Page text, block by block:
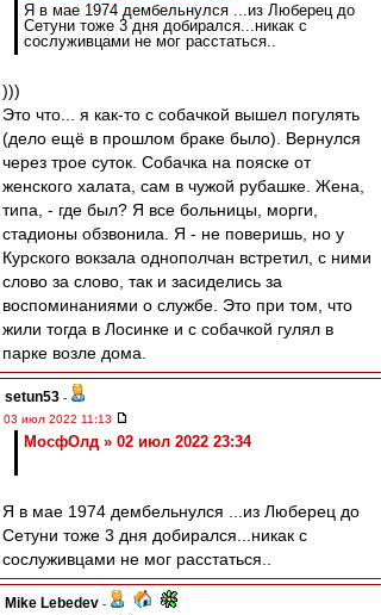
Я в мае 1974 дембельнулся ...из Люберец до
Сетуни тоже 3 дня добирался...никак с
сослуживцами не мог расстаться..
)))
Это что... я как-то с собачкой вышел погулять
(дело ещё в прошлом браке было). Вернулся
через трое суток. Собачка на пояске от
женского халата, сам в чужой рубашке. Жена,
типа, - где был? Я все больницы, морги,
стадионы обзвонила. Я - не поверишь, но у
Курского вокзала однополчан встретил, с ними
слово за слово, так и засиделись за
воспоминаниями о службе. Это при том, что
жили тогда в Лосинке и с собачкой гулял в
парке возле дома.
setun53 -
03 июл 2022 11:13
МосфОлд » 02 июл 2022 23:34
Я в мае 1974 дембельнулся ...из Люберец до
Сетуни тоже 3 дня добирался...никак с
сослуживцами не мог расстаться..
Mike Lebedev -